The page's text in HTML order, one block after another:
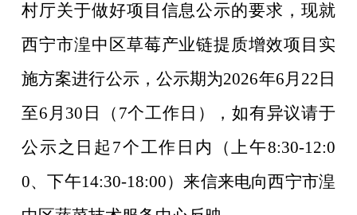
村厅关于做好项目信息公示的要求，现就
西宁市湟中区草莓产业链提质增效项目实
施方案进行公示，公示期为2026年6月 22 日
至6 月 30 日（ 7个工作日），如有异议请于
公示之日起 7个工作日内（上午8:30-12:0
0、下午14:30-18:00）来信来电向西宁市湟